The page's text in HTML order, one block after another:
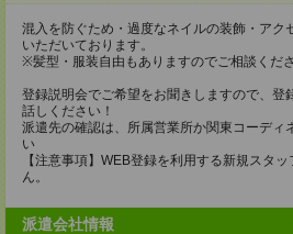
混入を防ぐため・過度なネイルの装飾・アク
いただいております。
※髪型・服装自由もありますのでご相談くださ
登録説明会でご希望をお聞きしますので、登
話しください！
派遣先の確認は、所属営業所か関東コーディ
い
【注意事項】WEB登録を利用する新規スタ
ん。
派遣会社情報